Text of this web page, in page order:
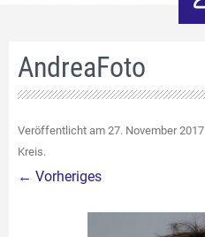
AndreaFoto
Veröffentlicht am 27. November 2017
Kreis.
← Vorheriges